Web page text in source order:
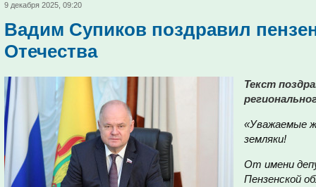
9 декабря 2025, 09:20
Вадим Супиков поздравил
Отечества
Текст
«Уважаемые
земляки!
От имени
Пензенской